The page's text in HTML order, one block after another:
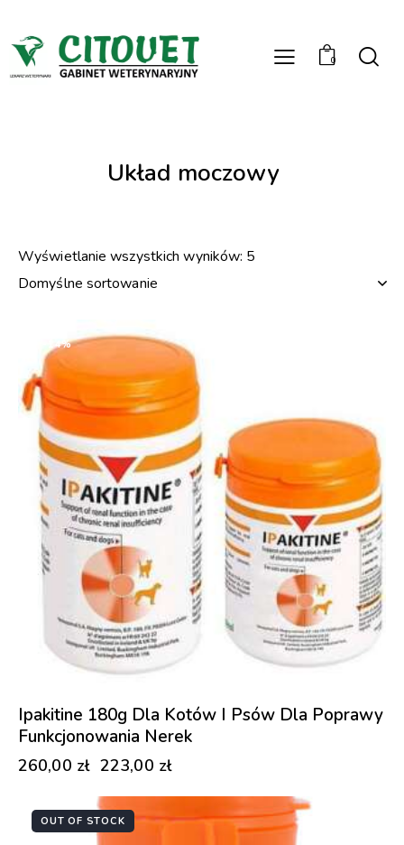
0
Układ moczowy
Wyświetlanie wszystkich wyników: 5
-14%
Ipakitine 180g Dla Kotów I Psów Dla Poprawy
Funkcjonowania Nerek
260,00 zł 223,00 zł
OUT OF STOCK